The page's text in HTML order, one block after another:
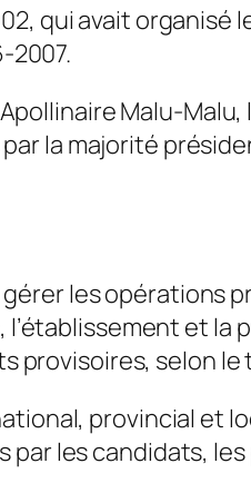
qui avait organisé
2007.
Malu-Malu,
la majorité
les opérations
et la
provisoires, selon le
provincial et
les candidats,